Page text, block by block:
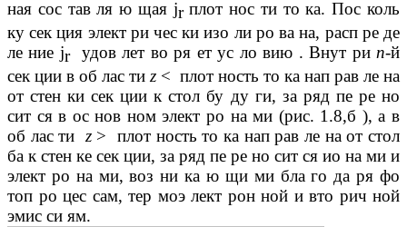
ная сос тав ля ю щая jrплот нос ти то ка. Пос коль
ку сек ция элект ри чес ки изо ли ро ва на, расп ре де
ле ние jr удов лет во ря ет ус ло вию . Внут ри n-й
сек ции в об лас ти z < плот ность то ка нап рав ле на
от стен ки сек ции к стол бу ду ги, за ряд пе ре но
сит ся в ос нов ном элект ро на ми (рис. 1.8,б ), а в
об лас ти z > плот ность то ка нап рав ле на от стол
ба к стен ке сек ции, за ряд пе ре но сит ся ио на ми и
элект ро на ми, воз ни ка ю щи ми бла го да ря фо
топ ро цес сам, тер моэ лект рон ной и вто рич ной
эмис си ям.